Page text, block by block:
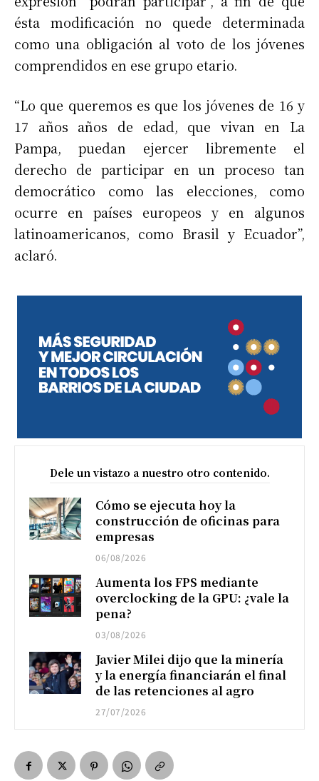
ésta modificación no quede determinada
como una obligación al voto de los jóvenes
comprendidos en ese grupo etario.
“Lo que queremos es que los jóvenes de 16 y
17 años años de edad, que vivan en La
Pampa, puedan ejercer libremente el
derecho de participar en un proceso tan
democrático como las elecciones, como
ocurre en países europeos y en algunos
latinoamericanos, como Brasil y Ecuador”,
aclaró.
Dele un vistazo a nuestro otro contenido.
Cómo se ejecuta hoy la
construcción de oficinas para
empresas
06/08/2026
Aumenta los FPS mediante
overclocking de la GPU: ¿vale la
pena?
03/08/2026
Javier Milei dijo que la minería
y la energía financiarán el final
de las retenciones al agro
27/07/2026